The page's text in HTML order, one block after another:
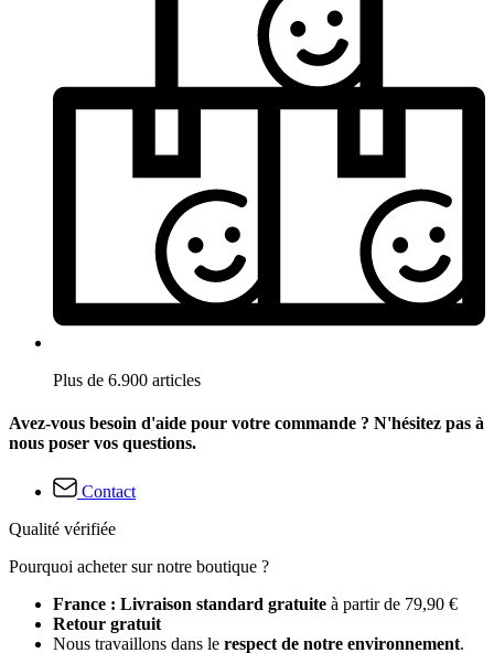
Plus de 6.900 articles
Avez-vous besoin d'aide pour votre commande ? N'hésitez pas à
nous poser vos questions.
Contact
Qualité vérifiée
Pourquoi acheter sur notre boutique ?
France : Livraison standard gratuite à partir de 79,90 €
Retour gratuit
Nous travaillons dans le respect de notre environnement.